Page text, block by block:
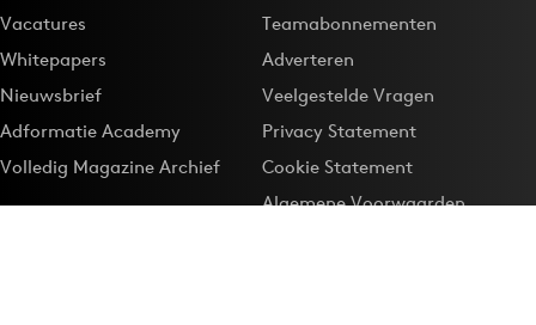
Vacatures
Whitepapers
Nieuwsbrief
Adformatie Academy
Volledig Magazine Archief
Teamabonnementen
Adverteren
Veelgestelde Vragen
Privacy Statement
Cookie Statement
Algemene Voorwaarden